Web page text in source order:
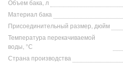
Объем бака, л
Материал бака
Присоединительный размер, дюйм
Температура перекачиваемой
воды, °С
Страна производства